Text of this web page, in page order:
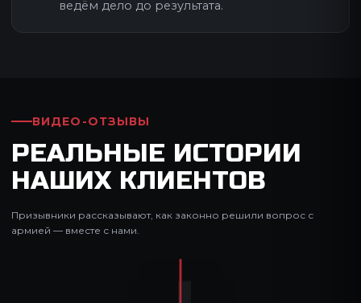
ведём дело до результата.
ВИДЕО-ОТЗЫВЫ
РЕАЛЬНЫЕ ИСТОРИИ
НАШИХ КЛИЕНТОВ
Призывники рассказывают, как законно решили вопрос с
армией — вместе с нами.